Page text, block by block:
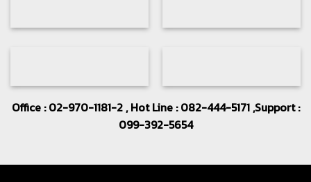
Office : 02-970-1181-2 , Hot Line : 082-444-5171 ,Support :
099-392-5654